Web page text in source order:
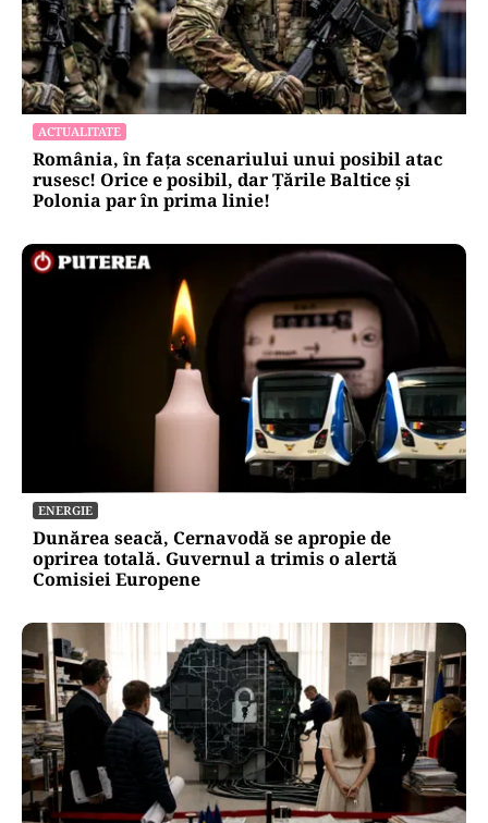
ACTUALITATE
România, în fața scenariului unui posibil atac
rusesc! Orice e posibil, dar Țările Baltice și
Polonia par în prima linie!
ENERGIE
Dunărea seacă, Cernavodă se apropie de
oprirea totală. Guvernul a trimis o alertă
Comisiei Europene